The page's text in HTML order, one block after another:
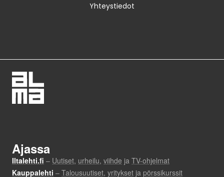
Yhteystiedot